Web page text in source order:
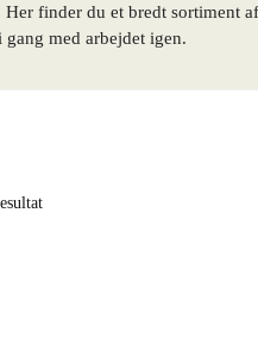
finder du et bredt sortiment
med arbejdet igen.